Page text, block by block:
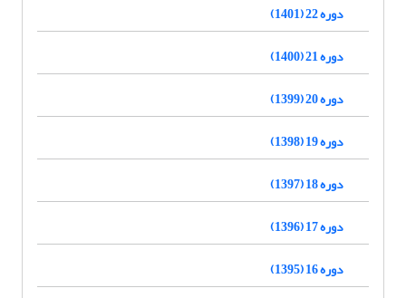
دوره 22 (1401)
دوره 21 (1400)
دوره 20 (1399)
دوره 19 (1398)
دوره 18 (1397)
دوره 17 (1396)
دوره 16 (1395)